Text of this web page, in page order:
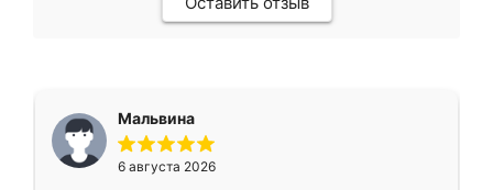
Мальвина
6 августа 2026